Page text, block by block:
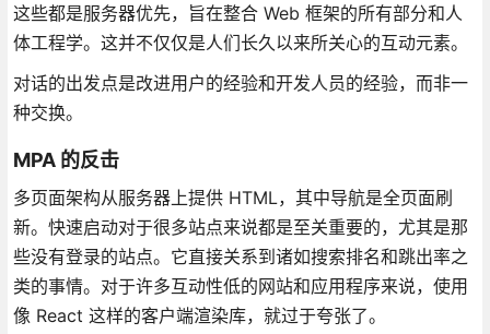
这些都是服务器优先，旨在整合 Web 框架的所有部分和人
体工程学。这并不仅仅是人们长久以来所关心的互动元素。
对话的出发点是改进用户的经验和开发人员的经验，而非一
种交换。
MPA 的反击
多页面架构从服务器上提供 HTML，其中导航是全页面刷
新。快速启动对于很多站点来说都是至关重要的，尤其是那
些没有登录的站点。它直接关系到诸如搜索排名和跳出率之
类的事情。对于许多互动性低的网站和应用程序来说，使用
像 React 这样的客户端渲染库，就过于夸张了。